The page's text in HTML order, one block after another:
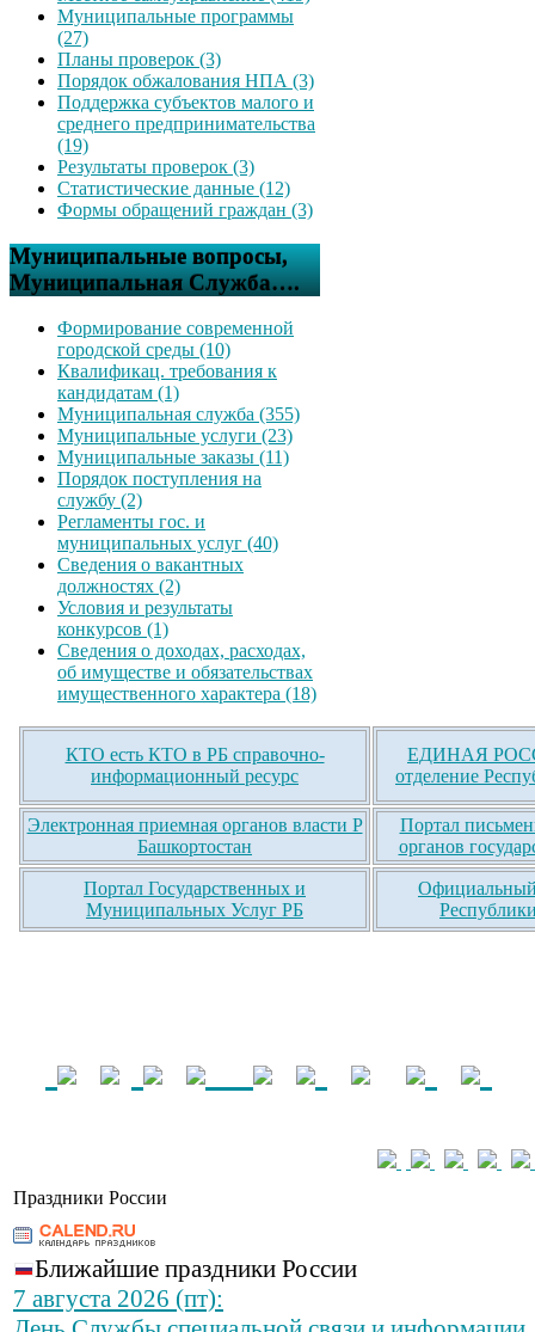
Муниципальные программы
(27)
Планы проверок (3)
Порядок обжалования НПА (3)
Поддержка субъектов малого и
среднего предпринимательства
(19)
Результаты проверок (3)
Статистические данные (12)
Формы обращений граждан (3)
Муниципальные вопросы,
Муниципальная Служба….
Формирование современной
городской среды (10)
Квалификац. требования к
кандидатам (1)
Муниципальная служба (355)
Муниципальные услуги (23)
Муниципальные заказы (11)
Порядок поступления на
службу (2)
Регламенты гос. и
муниципальных услуг (40)
Сведения о вакантных
должностях (2)
Условия и результаты
конкурсов (1)
Сведения о доходах, расходах,
об имуществе и обязательствах
имущественного характера (18)
КТО есть КТО в РБ справочно-
информационный ресурс
ЕДИНАЯ
отделение
Электронная приемная органов власти Р
Башкортостан
Портал
органов
Портал Государственных и
Муниципальных Услуг РБ
Официальный
Праздники России
Ближайшие праздники России
7 августа 2026 (пт):